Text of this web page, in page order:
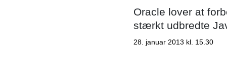
Oracle lover at
stærkt udbredte
28. januar 2013 kl. 15.30